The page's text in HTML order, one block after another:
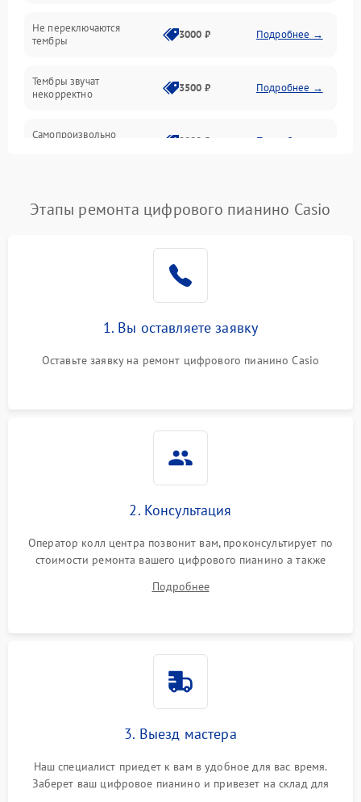
Аудио
Оптика
Не переключаются
тембры
3000 ₽ Подробнее →
Тембры звучат
некорректно
3500 ₽ Подробнее →
Самопроизвольно
2800 ₽ Подробнее →
Этапы ремонта цифрового пианино Casio
1. Вы оставляете заявку
Оставьте заявку на ремонт цифрового пианино Casio
2. Консультация
Оператор колл центра позвонит вам, проконсультирует по
стоимости ремонта вашего цифрового пианино а также
Подробнее
3. Выезд мастера
Наш специалист приедет к вам в удобное для вас время.
Заберет ваш цифровое пианино и привезет на склад для